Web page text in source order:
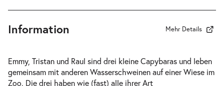
Drei Wasserschweine brennen durch-
Fr.
Fr. 09.04.2027
Tickets
Information Mehr Details
Emmy, Tristan und Raul sind drei kleine Capybaras und leben
gemeinsam mit anderen Wasserschweinen auf einer Wiese im
Zoo. Die drei haben wie (fast) alle ihrer Art